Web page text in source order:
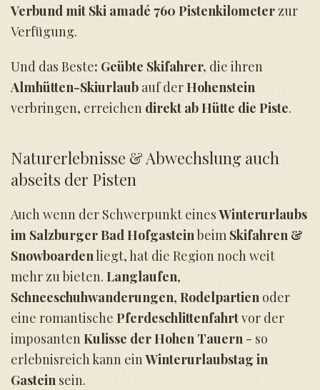
Verbund mit Ski amadé 760 Pistenkilometer zur
Verfügung.
Und das Beste: Geübte Skifahrer, die ihren
Almhütten-Skiurlaub auf derHohenstein
verbringen, erreichen direkt ab Hütte die Piste.
Naturerlebnisse & Abwechslung auch
abseits der Pisten
Auch wenn der Schwerpunkt einesWinterurlaubs
im Salzburger Bad Hofgasteinbeim Skifahren &
Snowboardenliegt, hat die Region noch weit
mehr zu bieten. Langlaufen,
Schneeschuhwanderungen, Rodelpartien oder
eine romantische Pferdeschlittenfahrtvor der
imposantenKulisse der Hohen Tauern - so
erlebnisreich kann einWinterurlaubstag in
Gastein sein.